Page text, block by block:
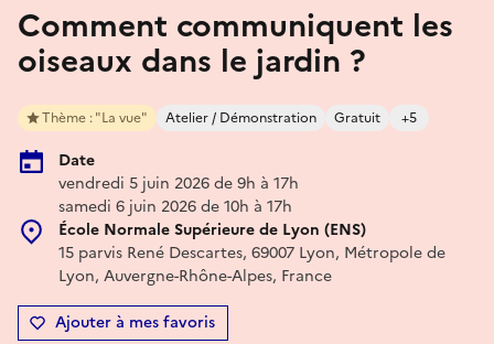
Comment communiquent les
oiseaux dans le jardin ?
Thème : "La vue" Atelier / Démonstration Gratuit +5
Date
vendredi 5 juin 2026 de 9h à 17h
samedi 6 juin 2026 de 10h à 17h
École Normale Supérieure de Lyon (ENS)
15 parvis René Descartes, 69007 Lyon, Métropole de
Lyon, Auvergne-Rhône-Alpes, France
Ajouter à mes favoris